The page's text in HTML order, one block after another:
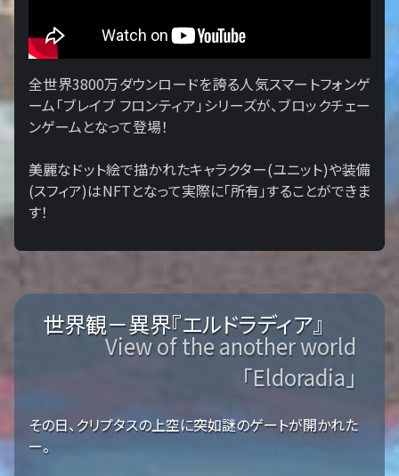
全世界3800万ダウンロードを誇る人気スマートフォンゲ
ーム「ブレイブ フロンティア」シリーズが、ブロックチェー
ンゲームとなって登場！
美麗なドット絵で描かれたキャラクター(ユニット)や装備
(スフィア)はNFTとなって実際に「所有」することができま
す！
世界観－異界『エルドラディア』
View of the another world
「Eldoradia」
その日、クリプタスの上空に突如謎のゲートが開かれた
ー。